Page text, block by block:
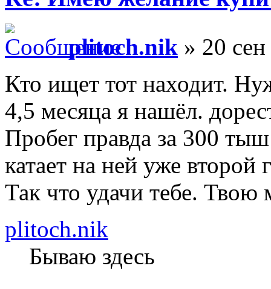
plitoch.nik » 20
Кто ищет тот находит.
4,5 месяца я нашёл.
Пробег правда за 300
катает на ней уже второй
Так что удачи тебе.
plitoch.nik
Бываю здесь